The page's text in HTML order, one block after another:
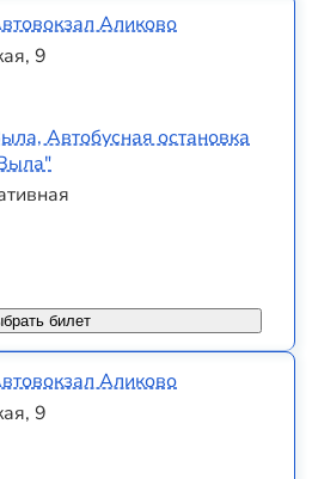
Аликово
9
Автобусная остановка
билет
Аликово
9